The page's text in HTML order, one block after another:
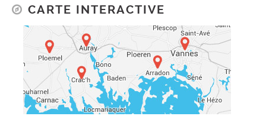
CARTE INTERACTIVE